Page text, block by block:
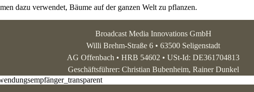
dazu verwendet, Bäume auf der ganzen Welt zu pflanzen.
Broadcast Media Innovations GmbH
Willi Brehm-Straße 6 • 63500 Seligenstadt
AG Offenbach • HRB 54602 • USt-Id: DE361704813
Geschäftsführer: Christian Bubenheim, Rainer Dunkel